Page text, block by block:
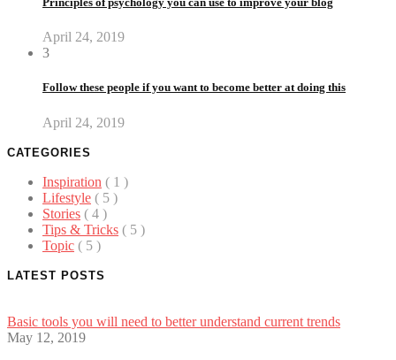
April 24, 2019
3
Follow these people if you want to become better at doing this
April 24, 2019
CATEGORIES
Inspiration ( 1 )
Lifestyle ( 5 )
Stories ( 4 )
Tips & Tricks ( 5 )
Topic ( 5 )
LATEST POSTS
Basic tools you will need to better understand current trends
May 12, 2019